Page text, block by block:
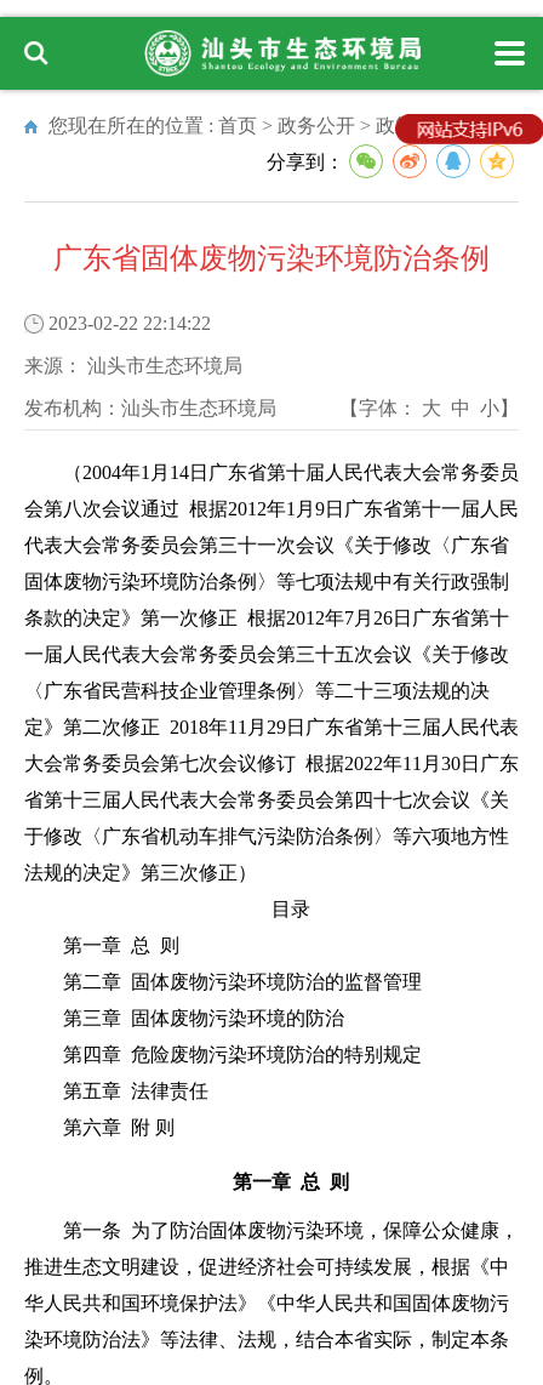
您现在所在的位置 : 首页 > 政务公开 > 政策
分享到：
广东省固体废物污染环境防治条例
2023-02-22 22:14:22
来源： 汕头市生态环境局
发布机构： 汕头市生态环境局 【字体： 大 中 小】
（2004年1月14日广东省第十届人民代表大会常务委员
会第八次会议通过 根据2012年1月9日广东省第十一届人民
代表大会常务委员会第三十一次会议《关于修改〈广东省
固体废物污染环境防治条例〉等七项法规中有关行政强制
条款的决定》第一次修正 根据2012年7月26日广东省第十
一届人民代表大会常务委员会第三十五次会议《关于修改
〈广东省民营科技企业管理条例〉等二十三项法规的决
定》第二次修正 2018年11月29日广东省第十三届人民代表
大会常务委员会第七次会议修订 根据2022年11月30日广东
省第十三届人民代表大会常务委员会第四十七次会议《关
于修改〈广东省机动车排气污染防治条例〉等六项地方性
法规的决定》第三次修正）
目录
第一章 总 则
第二章 固体废物污染环境防治的监督管理
第三章 固体废物污染环境的防治
第四章 危险废物污染环境防治的特别规定
第五章 法律责任
第六章 附 则
第一章 总 则
第一条 为了防治固体废物污染环境，保障公众健康，
推进生态文明建设，促进经济社会可持续发展，根据《中
华人民共和国环境保护法》《中华人民共和国固体废物污
染环境防治法》等法律、法规，结合本省实际，制定本条
例。